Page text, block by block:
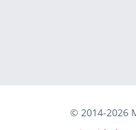
© 2014-2026